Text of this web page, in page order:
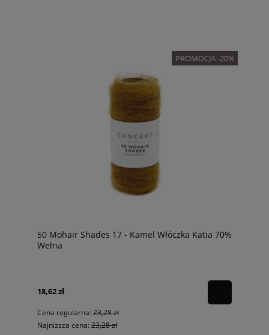
PROMOCJA -20%
50 Mohair Shades 17 - Kamel Włóczka Katia 70%
Wełna
18,62 zł
Cena regularna: 23,28 zł
Najniższa cena: 23,28 zł